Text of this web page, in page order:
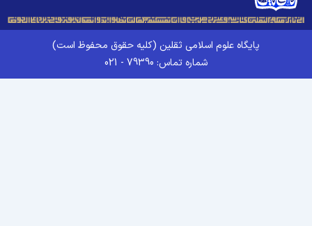
پایگاه علوم اسلامی ثقلین (کلیه حقوق محفوظ است)
شماره تماس: 79390 - 021